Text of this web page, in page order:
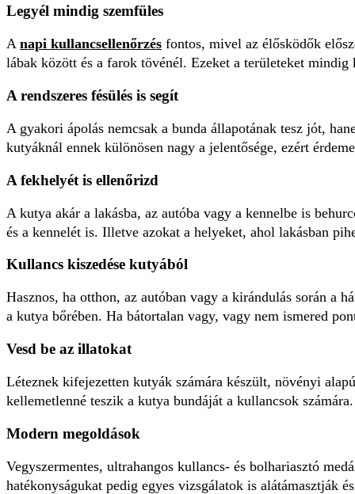
Legyél mindig szemfüles
A napi kullancsellenőrzés fontos, mivel az élősködők
lábak között és a farok tövénél. Ezeket a területeket
A rendszeres fésülés is segít
A gyakori ápolás nemcsak a bunda állapotának tesz jót,
kutyáknál ennek különösen nagy a jelentősége, ezért
A fekhelyét is ellenőrizd
A kutya akár a lakásba, az autóba vagy a kennelbe is
és a kennelét is. Illetve azokat a helyeket, ahol lakásban
Kullancs kiszedése kutyából
Hasznos, ha otthon, az autóban vagy a kirándulás során a
a kutya bőrében. Ha bátortalan vagy, vagy nem ismered
Vesd be az illatokat
Léteznek kifejezetten kutyák számára készült, növényi
kellemetlenné teszik a kutya bundáját a kullancsok
Modern megoldások
Vegyszermentes, ultrahangos kullancs- és bolhariasztó
hatékonyságukat pedig egyes vizsgálatok is alátámasztják